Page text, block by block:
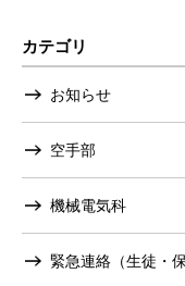
カテゴリ
お知らせ
空手部
機械電気科
緊急連絡（生徒・保